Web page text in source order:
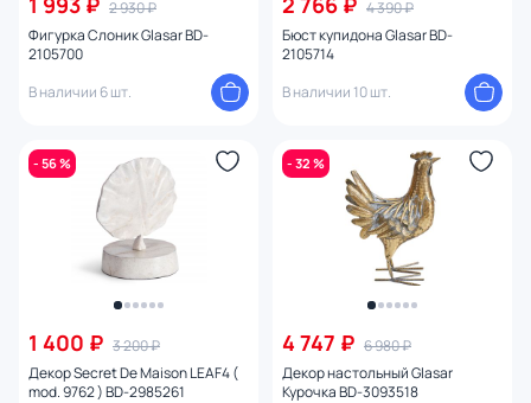
2 930 ₽
Фигурка Слоник Glasar BD-
2105700
В наличии 6 шт.
4 390 ₽
Бюст купидона Glasar BD-
2105714
В наличии 10 шт.
- 56 %
1 400 ₽ 3 200 ₽
Декор Secret De Maison LEAF4 (
mod. 9762 ) BD-2985261
- 32 %
4 747 ₽ 6 980 ₽
Декор настольный Glasar
Курочка BD-3093518